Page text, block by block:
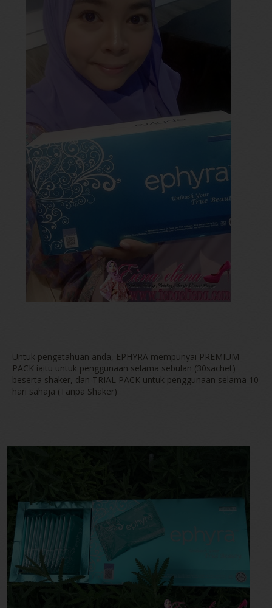
Untuk pengetahuan anda, EPHYRA mempunyai PREMIUM
PACK iaitu untuk penggunaan selama sebulan (30sachet)
beserta shaker, dan TRIAL PACK untuk penggunaan selama 10
hari sahaja (Tanpa Shaker)